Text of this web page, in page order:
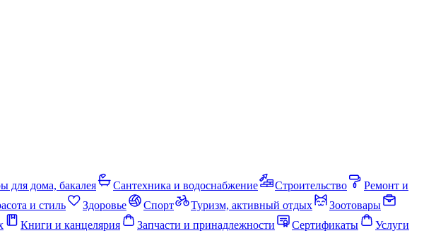
для дома, бакалея Сантехника и водоснабжение Строительство
Ремонт и
и стиль Здоровье Спорт Туризм, активный отдых
Зоотовары
Книги и канцелярия Запчасти и принадлежности Сертификаты
Услуги